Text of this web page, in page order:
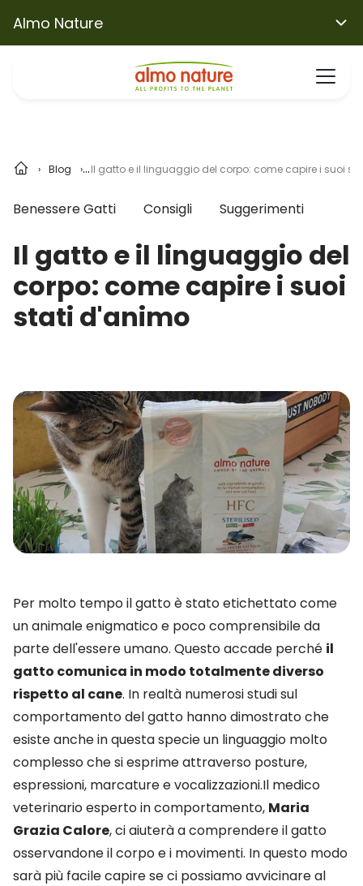
Almo Nature
Blog Il gatto e il linguaggio del corpo: come capire i suoi
Benessere Gatti Consigli Suggerimenti
Il gatto e il linguaggio del
corpo: come capire i suoi
stati d'animo
Per molto tempo il gatto è stato etichettato come
un animale enigmatico e poco comprensibile da
parte dell'essere umano. Questo accade perché il
gatto comunica in modo totalmente diverso
rispetto al cane. In realtà numerosi studi sul
comportamento del gatto hanno dimostrato che
esiste anche in questa specie un linguaggio molto
complesso che si esprime attraverso posture,
espressioni, marcature e vocalizzazioni.Il medico
veterinario esperto in comportamento, Maria
Grazia Calore, ci aiuterà a comprendere il gatto
osservandone il corpo e i movimenti. In questo modo
sarà più facile capire se ci possiamo avvicinare al